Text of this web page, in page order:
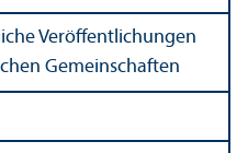
Veröffentlichungen
Gemeinschaften